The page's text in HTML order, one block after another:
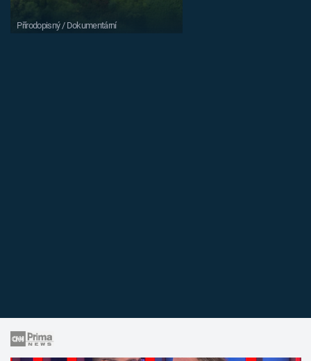
Přírodopisný / Dokumentární